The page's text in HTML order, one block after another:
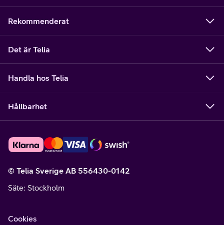
Rekommenderat
Det är Telia
Handla hos Telia
Hållbarhet
© Telia Sverige AB 556430-0142
Säte: Stockholm
Cookies